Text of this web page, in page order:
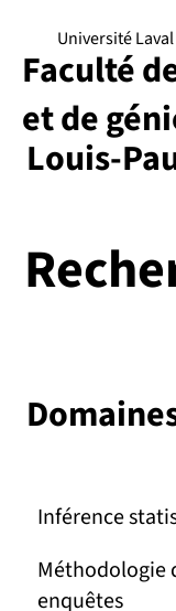
Louis-
Université Laval
Faculté
et de
Inférence
Méthodologie
enquêtes